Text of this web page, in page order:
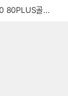
러 ATX3.0 블랙